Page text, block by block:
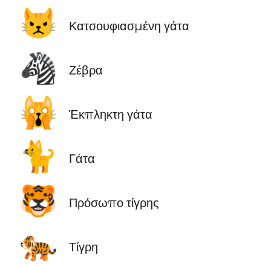
😾 Κατσουφιασμένη γάτα
🦓 Ζέβρα
🙀 Έκπληκτη γάτα
🐈 Γάτα
🐯 Πρόσωπο τίγρης
🐅 Τίγρη